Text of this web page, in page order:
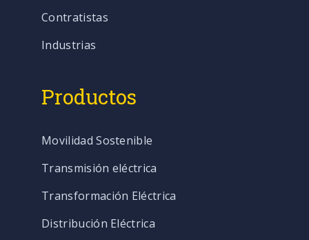
Contratistas
Industrias
Productos
Movilidad Sostenible
Transmisión eléctrica
Transformación Eléctrica
Distribución Eléctrica